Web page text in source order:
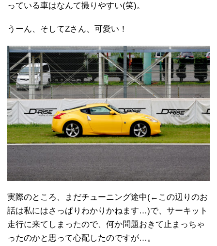
っている車はなんて撮りやすい(笑)。
うーん、そしてZさん、可愛い！
実際のところ、まだチューニング途中(←この辺りのお
話は私にはさっぱりわかりかねます…)で、サーキット
走行に来てしまったので、何か問題おきて止まっちゃ
ったのかと思って心配したのですが…。